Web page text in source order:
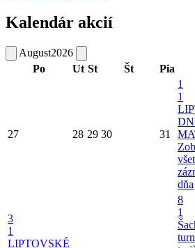
Kalendár akcií
August2026
Po
Ut St Št Pia
27 28 29 30 31
1
1
dňa
3
1
LIPTOVSKÉ
8
1